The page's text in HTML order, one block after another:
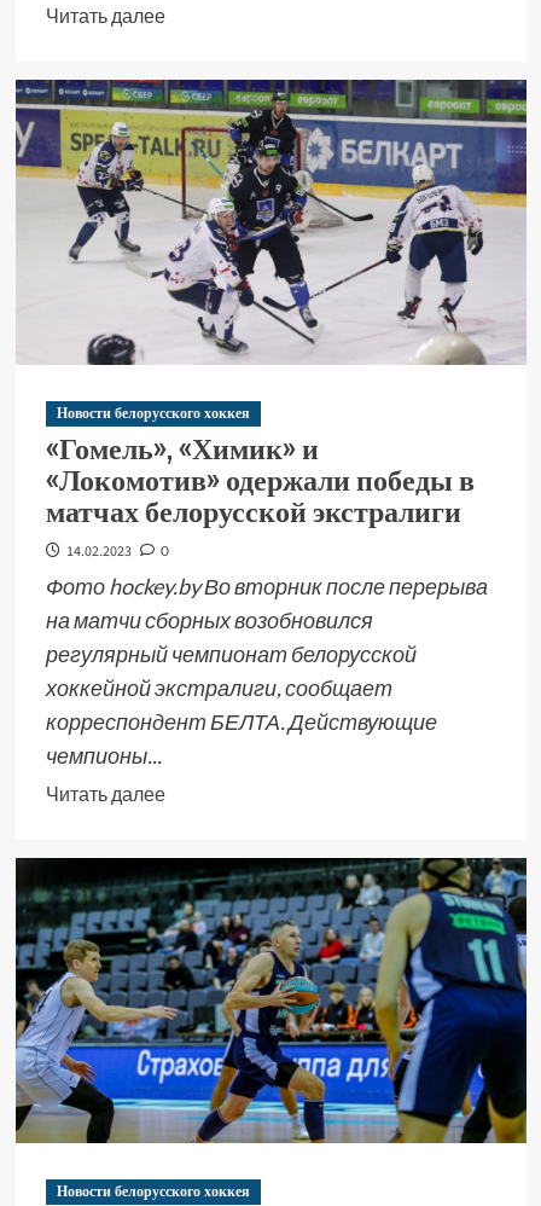
Читать далее
Новости белорусского хоккея
«Гомель», «Химик» и
«Локомотив» одержали победы в
матчах белорусской экстралиги
14.02.2023 0
Фото hockey.by Во вторник после перерыва
на матчи сборных возобновился
регулярный чемпионат белорусской
хоккейной экстралиги, сообщает
корреспондент БЕЛТА. Действующие
чемпионы...
Читать далее
Новости белорусского хоккея